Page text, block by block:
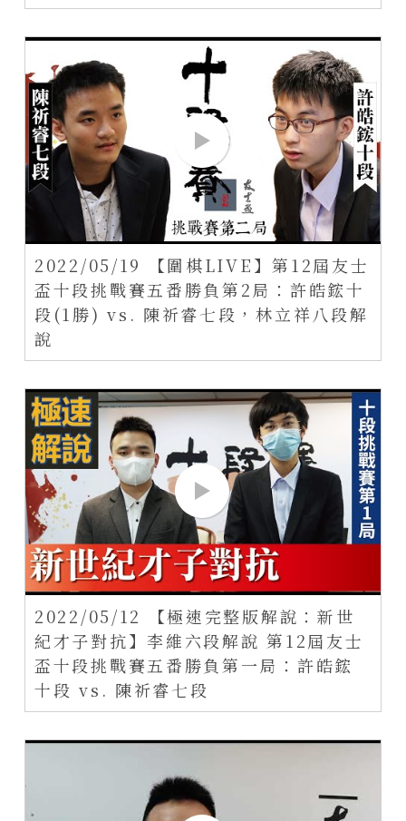
2022/05/19 【圍棋LIVE】第12屆友士
盃十段挑戰賽五番勝負第2局：許皓鋐十
段(1勝) vs. 陳祈睿七段，林立祥八段解
說
2022/05/12 【極速完整版解說：新世
紀才子對抗】李維六段解說 第12屆友士
盃十段挑戰賽五番勝負第一局：許皓鋐
十段 vs. 陳祈睿七段